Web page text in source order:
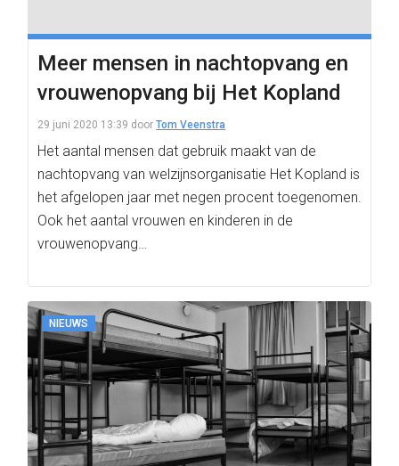
Meer mensen in nachtopvang en
vrouwenopvang bij Het Kopland
29 juni 2020 13:39 door Tom Veenstra
Het aantal mensen dat gebruik maakt van de
nachtopvang van welzijnsorganisatie Het Kopland is
het afgelopen jaar met negen procent toegenomen.
Ook het aantal vrouwen en kinderen in de
vrouwenopvang…
NIEUWS